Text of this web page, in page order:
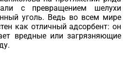
с превращением шелухи
уголь. Ведь во всем мире
как отличный адсорбент: он
вредные или загрязняющие